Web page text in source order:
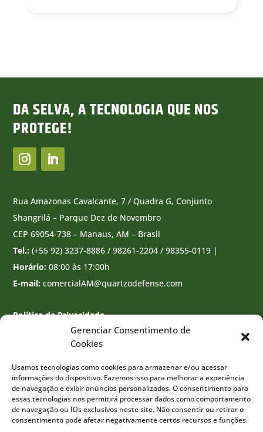
Gerenciar Consentimento de
Cookies
Usamos tecnologias como cookies para armazenar e/ou acessar
informações do dispositivo. Fazemos isso para melhorar a experiência
de navegação e exibir anúncios personalizados. O consentimento para
essas tecnologias nos permitirá processar dados como comportamento
de navegação ou IDs exclusivos neste site. Não consentir ou retirar o
consentimento pode afetar negativamente certos recursos e funções.
DA SELVA, A TECNOLOGIA QUE NOS
PROTEGE!
Rua Amazonas Cavalcante, 7 / Quadra G, Conjunto
Shangrilá – Parque Dez de Novembro
CEP 69054-738 – Manaus, AM – Brasil
Tel.: (+55 92) 3237-8886 / 98261-2204 / 98355-0119 |
Horário: 08:00 às 17:00h
E-mail: comercialAM@quartzodefense.com
Política de Privacidade